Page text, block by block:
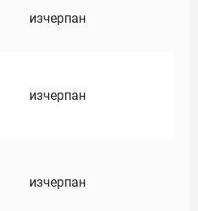
изчерпан
изчерпан
изчерпан